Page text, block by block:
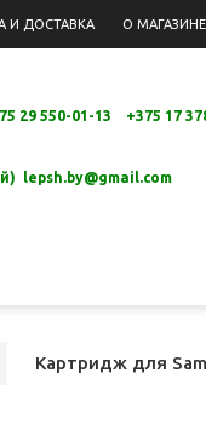
И ДОСТАВКА О МАГАЗИНЕ
29 550-01-13 +375 17
lepsh.by@gmail.com
Картридж для